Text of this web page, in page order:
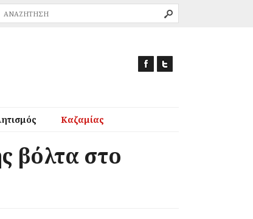
Καζαμίας
βόλτα στο